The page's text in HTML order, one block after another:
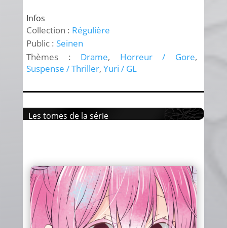
Infos
Collection : Régulière
Public : Seinen
Thèmes : Drame, Horreur / Gore,
Suspense / Thriller, Yuri / GL
Les tomes de la série